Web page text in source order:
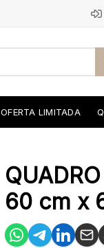
OFERTA LIMITADA
60 cm x